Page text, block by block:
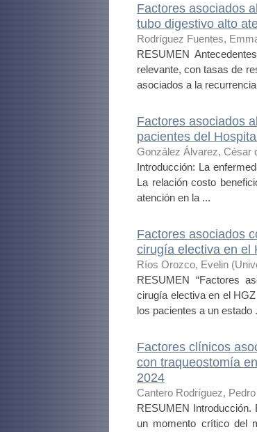
Factores asociados
tubo digestivo alto
Rodríguez Fuentes,
RESUMEN
relevante, con tasas de
asociados a la
Factores asociados
pacientes del
González Álvarez, César
Introducción: La
La relación costo
atención en la ...
Factores asociados
cirugía electiva en el
Ríos Orozco, Evelin (
RESUMEN “Factores
cirugía electiva en el
los pacientes a un estado
Factores clínicos
con traqueostomía
2024
Cantero Rodríguez,
RESUMEN Introducción.
un momento crítico del